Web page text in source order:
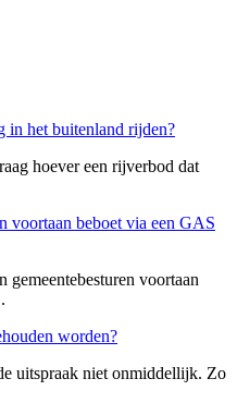
in het buitenland rijden?
hoever een rijverbod dat
voortaan beboet via een GAS
voortaan
worden?
uitspraak niet onmiddellijk. Zo